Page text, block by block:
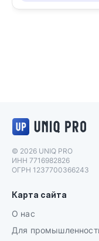
© 2026 UNIQ PRO
ИНН 7716982826
ОГРН 1237700366243
Карта сайта
О нас
Для